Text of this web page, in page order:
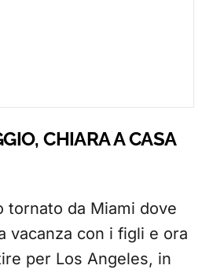
CHIARA A CASA
tornato da Miami dove
vacanza con i figli e ora
per Los Angeles, in